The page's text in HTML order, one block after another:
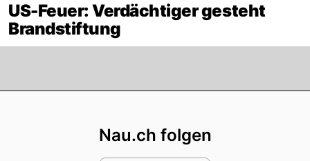
US-Feuer: Verdächtiger gesteht
Brandstiftung
Nau.ch folgen